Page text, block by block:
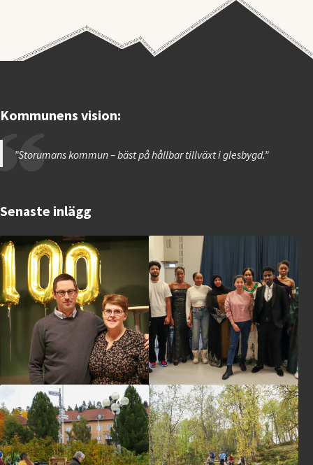
Kommunens vision:
”Storumans kommun – bäst på hållbar tillväxt i glesbygd.”
Senaste inlägg